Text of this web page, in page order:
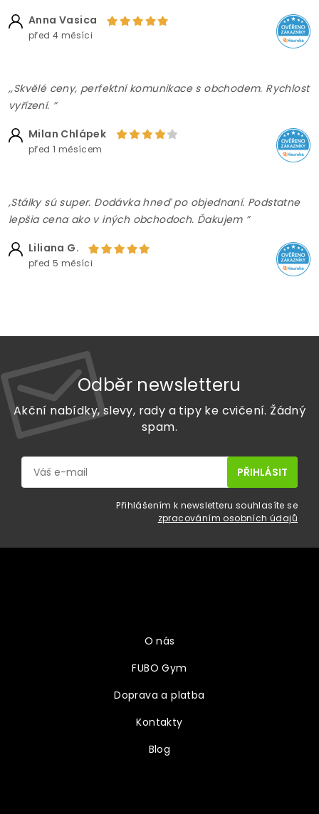
Anna Vasica
před 4 měsíci
,,Skvělé ceny, perfektní komunikace s obchodem. Rychlost
vyřízení. ”
Milan Chlápek
před 1 měsícem
,Stálky sú super. Dodávka hneď po objednaní. Podstatne
lepšia cena ako v iných obchodoch. Ďakujem ”
Liliana G.
před 5 měsíci
Odběr newsletteru
Akční nabídky, slevy, rady a tipy ke cvičení. Žádný
spam.
Přihlášením k newsletteru souhlasíte se
zpracováním osobních údajů
O nás
FUBO Gym
Doprava a platba
Kontakty
Blog